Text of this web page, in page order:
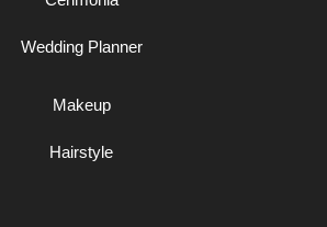
Wedding Planner
Makeup
Hairstyle